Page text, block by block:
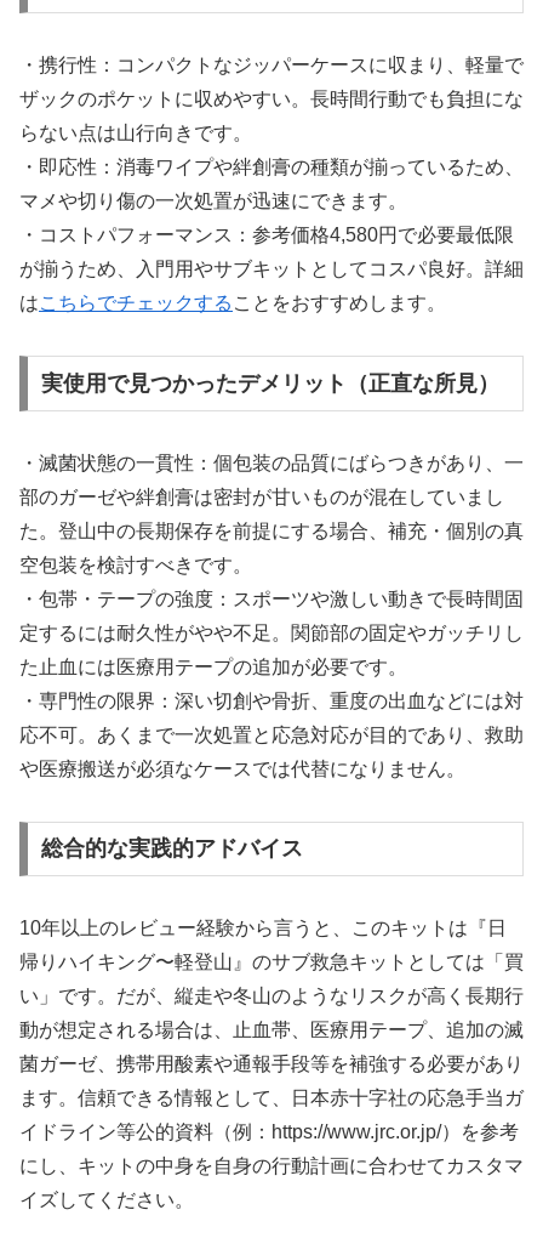
・携行性：コンパクトなジッパーケースに収まり、軽量で
ザックのポケットに収めやすい。長時間行動でも負担にな
らない点は山行向きです。
・即応性：消毒ワイプや絆創膏の種類が揃っているため、
マメや切り傷の一次処置が迅速にできます。
・コストパフォーマンス：参考価格4,580円で必要最低限
が揃うため、入門用やサブキットとしてコスパ良好。詳細
はこちらでチェックする ことをおすすめします。
実使用で見つかったデメリット（正直な所見）
・滅菌状態の一貫性：個包装の品質にばらつきがあり、一
部のガーゼや絆創膏は密封が甘いものが混在していまし
た。登山中の長期保存を前提にする場合、補充・個別の真
空包装を検討すべきです。
・包帯・テープの強度：スポーツや激しい動きで長時間固
定するには耐久性がやや不足。関節部の固定やガッチリし
た止血には医療用テープの追加が必要です。
・専門性の限界：深い切創や骨折、重度の出血などには対
応不可。あくまで一次処置と応急対応が目的であり、救助
や医療搬送が必須なケースでは代替になりません。
総合的な実践的アドバイス
10年以上のレビュー経験から言うと、このキットは『日
帰りハイキング〜軽登山』のサブ救急キットとしては「買
い」です。だが、縦走や冬山のようなリスクが高く長期行
動が想定される場合は、止血帯、医療用テープ、追加の滅
菌ガーゼ、携帯用酸素や通報手段等を補強する必要があり
ます。信頼できる情報として、日本赤十字社の応急手当ガ
イドライン等公的資料（例：https://www.jrc.or.jp/）を参考
にし、キットの中身を自身の行動計画に合わせてカスタマ
イズしてください。